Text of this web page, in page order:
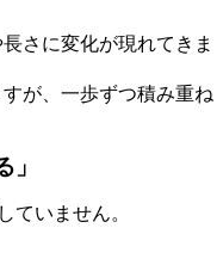
さに変化が現れてきま
が、一歩ずつ積み重ね
」
ていません。